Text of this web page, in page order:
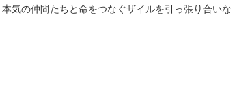
本気の仲間たちと命をつなぐザイルを引っ張り合いな